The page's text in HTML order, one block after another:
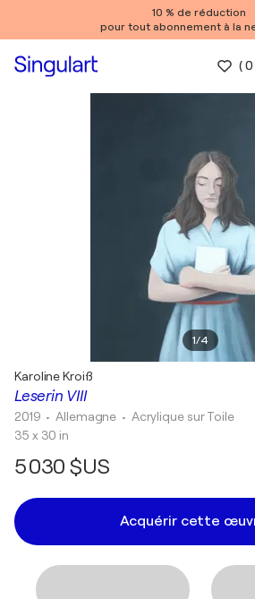
10 % de réduction
pour tout abonnement à la
(0
1/4
Leserin VIII
Karoline Kroiß
2019 • Allemagne • Acrylique sur Toile
35 x 30 in
5 030 $US
Acquérir cette